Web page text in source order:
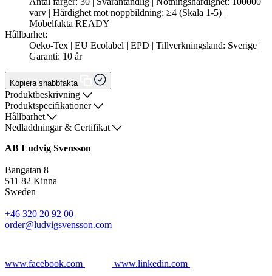
varv | Härdighet mot noppbildning: ≥4 (Skala 1-5) |
Möbelfakta READY
Hållbarhet:
Oeko-Tex | EU Ecolabel | EPD | Tillverkningsland: Sverige |
Garanti: 10 år
Kopiera snabbfakta
Produktbeskrivning
Produktspecifikationer
Hållbarhet
Nedladdningar & Certifikat
AB Ludvig Svensson
Bangatan 8
511 82 Kinna
Sweden
+46 320 20 92 00
order@ludvigsvensson.com
www.facebook.com www.linkedin.com